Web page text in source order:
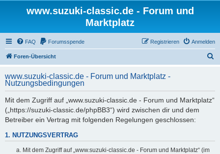
www.suzuki-classic.de - Forum und
Marktplatz
FAQ Forumsspende Anmelden
Registrieren
Foren-Übersicht
h
www.suzuki-classic.de - Forum und Marktplatz -
Nutzungsbedingungen
Mit dem Zugriff auf „www.suzuki-classic.de - Forum und Marktplatz“
(„https://suzuki-classic.de/phpBB3“) wird zwischen dir und dem
Betreiber ein Vertrag mit folgenden Regelungen geschlossen:
1. NUTZUNGSVERTRAG
Mit dem Zugriff auf „www.suzuki-classic.de - Forum und Marktplatz“ (im